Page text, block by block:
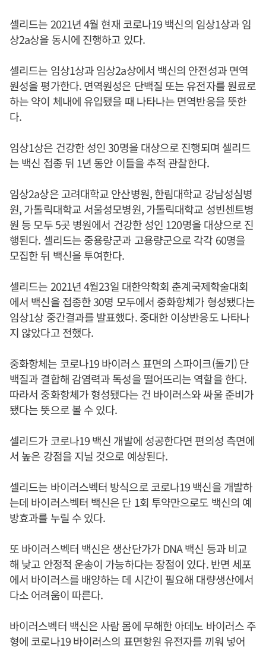
셀리드는 2021년 4월 현재 코로나19 백신의 임상1상과 임
상2a상을 동시에 진행하고 있다.
셀리드는 임상1상과 임상2a상에서 백신의 안전성과 면역
원성을 평가한다. 면역원성은 단백질 또는 유전자를 원료로
하는 약이 체내에 유입됐을 때 나타나는 면역반응을 뜻한
다.
임상1상은 건강한 성인 30명을 대상으로 진행되며 셀리드
는 백신 접종 뒤 1년 동안 이들을 추적 관찰한다.
임상2a상은 고려대학교 안산병원, 한림대학교 강남성심병
원, 가톨릭대학교 서울성모병원, 가톨릭대학교 성빈센트병
원 등 모두 5곳 병원에서 건강한 성인 120명을 대상으로 진
행된다. 셀리드는 중용량군과 고용량군으로 각각 60명을
모집한 뒤 백신을 투여한다.
셀리드는 2021년 4월23일 대한약학회 춘계국제학술대회
에서 백신을 접종한 30명 모두에서 중화항체가 형성됐다는
임상1상 중간결과를 발표했다. 중대한 이상반응도 나타나
지 않았다고 전했다.
중화항체는 코로나19 바이러스 표면의 스파이크(돌기) 단
백질과 결합해 감염력과 독성을 떨어뜨리는 역할을 한다.
따라서 중화항체가 형성됐다는 건 바이러스와 싸울 준비가
됐다는 뜻으로 볼 수 있다.
셀리드가 코로나19 백신 개발에 성공한다면 편의성 측면에
서 높은 강점을 지닐 것으로 예상된다.
셀리드는 바이러스벡터 방식으로 코로나19 백신을 개발하
는데 바이러스벡터 백신은 단 1회 투약만으로도 백신의 예
방효과를 누릴 수 있다.
또 바이러스벡터 백신은 생산단가가 DNA 백신 등과 비교
해 낮고 안정적 운송이 가능하다는 장점이 있다. 반면 세포
에서 바이러스를 배양하는 데 시간이 필요해 대량생산에서
다소 어려움이 따른다.
바이러스벡터 백신은 사람 몸에 무해한 아데노 바이러스 주
형에 코로나19 바이러스의 표면항원 유전자를 끼워 넣어